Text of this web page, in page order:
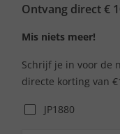
Ontvang direct €
Mis niets meer!
Schrijf je in voor de
directe korting van
JP1880